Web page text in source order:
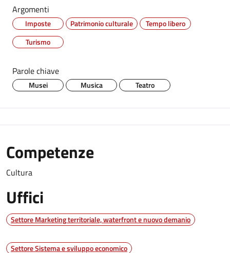
Argomenti
Imposte Patrimonio culturale
Tempo libero
Turismo
Parole chiave
Musei Musica Teatro
Competenze
Cultura
Uffici
Settore Marketing territoriale, waterfront e nuovo demanio
Settore Sistema e sviluppo economico